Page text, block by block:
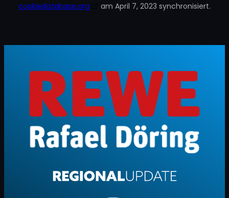
cookiedatabase.org
am April 7, 2023 synchronisiert.